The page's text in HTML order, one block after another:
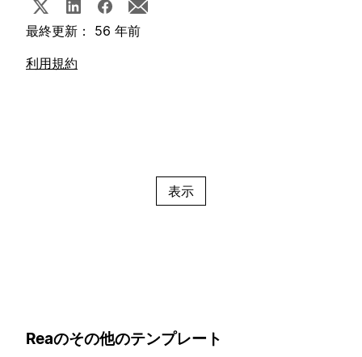
最終更新： 56 年前
利用規約
表示
Reaのその他のテンプレート